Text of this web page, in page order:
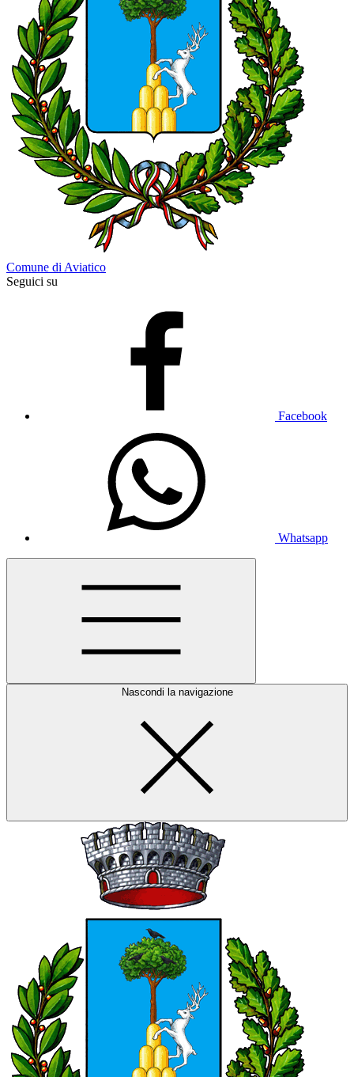
Comune di Aviatico
Seguici su
Facebook
Whatsapp
Nascondi la navigazione